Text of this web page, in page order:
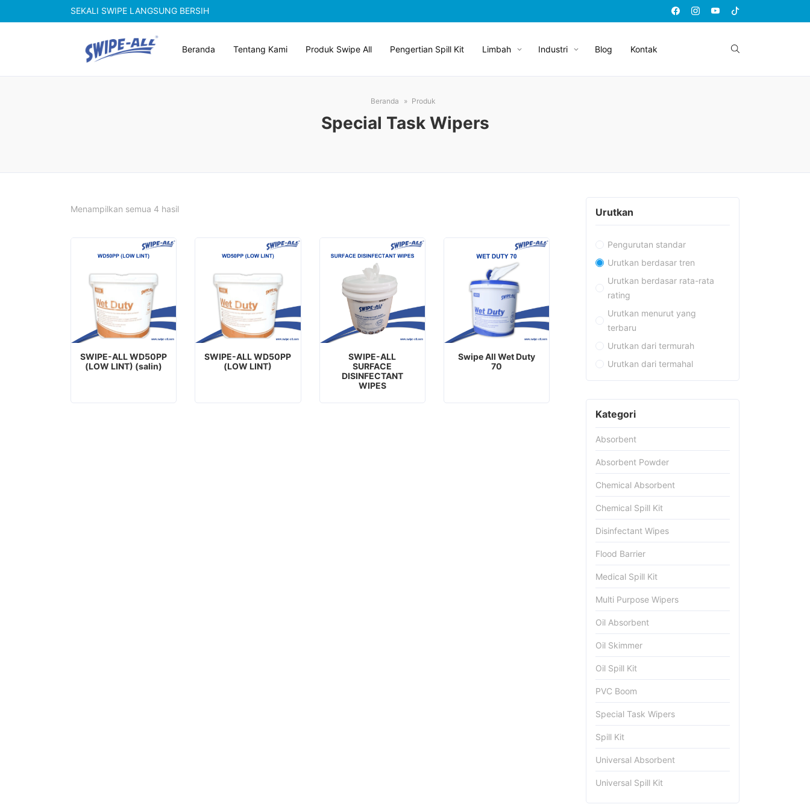
SEKALI SWIPE LANGSUNG BERSIH
Beranda Tentang Kami Produk Swipe All Pengertian Spill Kit Limbah Industri Blog Kontak
Beranda Produk
Special Task Wipers
Menampilkan semua 4 hasil
popularitas
SWIPE-ALL WD50PP
(LOW LINT) (salin)
SWIPE-ALL WD50PP
(LOW LINT)
SWIPE-ALL
SURFACE
DISINFECTANT
WIPES
Swipe All Wet Duty
70
Urutkan
Pengurutan standar
Urutkan berdasar tren
Urutkan berdasar rata-rata
rating
Urutkan menurut yang
terbaru
Urutkan dari termurah
Urutkan dari termahal
Kategori
Absorbent
Absorbent Powder
Chemical Absorbent
Chemical Spill Kit
Disinfectant Wipes
Flood Barrier
Medical Spill Kit
Multi Purpose Wipers
Oil Absorbent
Oil Skimmer
Oil Spill Kit
PVC Boom
Special Task Wipers
Spill Kit
Universal Absorbent
Universal Spill Kit